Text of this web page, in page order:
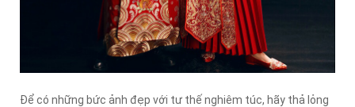
Để có những bức ảnh đẹp với tư thế nghiêm túc, hãy thả lỏng